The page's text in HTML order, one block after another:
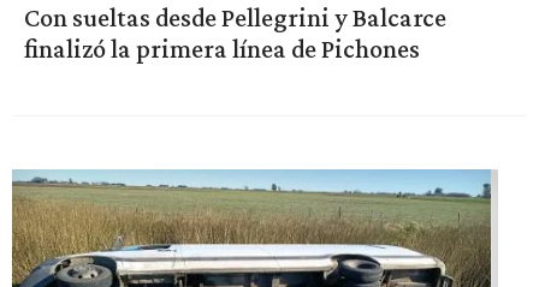
Con sueltas desde Pellegrini y Balcarce
finalizó la primera línea de Pichones